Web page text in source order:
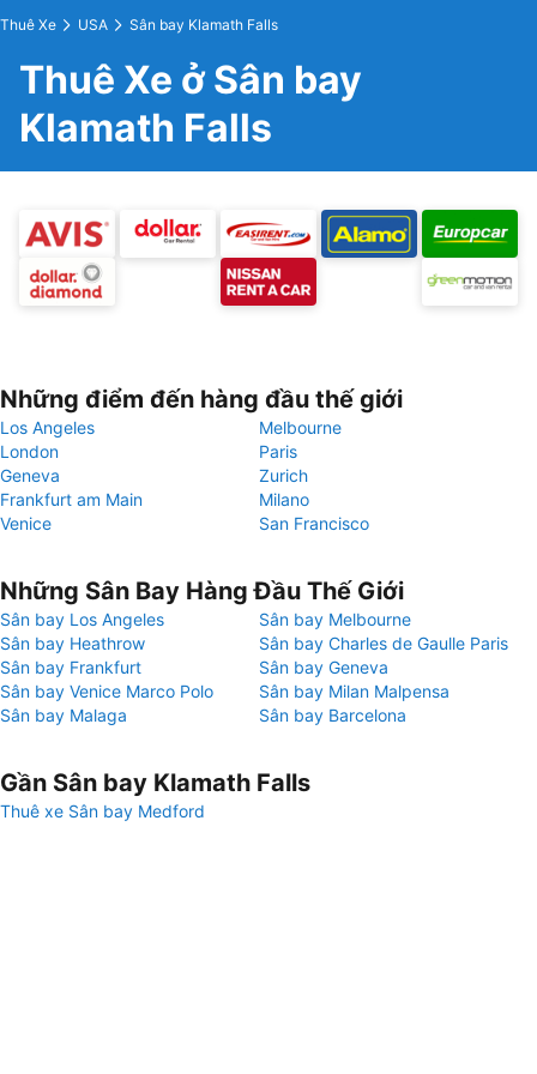
Thuê Xe USA Sân bay Klamath Falls
Thuê Xe ở Sân bay
Klamath Falls
Những điểm đến hàng đầu thế giới
Los Angeles
Melbourne
London
Paris
Geneva
Zurich
Frankfurt am Main
Milano
Venice
San Francisco
Những Sân Bay Hàng Đầu Thế Giới
Sân bay Los Angeles
Sân bay Melbourne
Sân bay Heathrow
Sân bay Charles de Gaulle Paris
Sân bay Frankfurt
Sân bay Geneva
Sân bay Venice Marco Polo
Sân bay Milan Malpensa
Sân bay Malaga
Sân bay Barcelona
Gần Sân bay Klamath Falls
Thuê xe Sân bay Medford